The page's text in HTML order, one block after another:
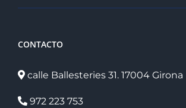
CONTACTO
calle Ballesteries 31. 17004 Girona
972 223 753